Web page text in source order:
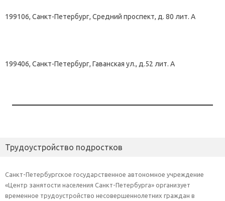
199106, Санкт-Петербург, Средний проспект, д. 80 лит. А
199406, Санкт-Петербург, Гаванская ул., д.52 лит. А
Трудоустройство подростков
Санкт-Петербургское государственное автономное учреждение
«Центр занятости населения Санкт-Петербурга» организует
временное трудоустройство несовершеннолетних граждан в